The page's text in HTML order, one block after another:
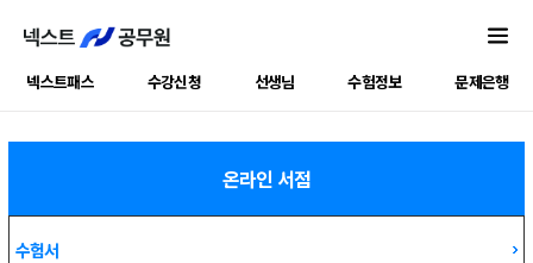
넥스트패스 수강신청 선생님 수험정보 문제은행
온라인 서점
수험서